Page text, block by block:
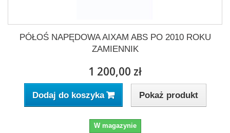
PÓŁOŚ NAPĘDOWA AIXAM ABS PO 2010 ROKU
ZAMIENNIK
1 200,00 zł
Dodaj do koszyka Pokaż produkt
W magazynie